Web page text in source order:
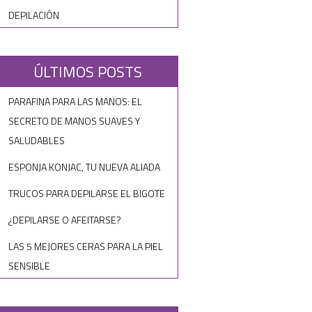
DEPILACIÓN
ÚLTIMOS POSTS
PARAFINA PARA LAS MANOS: EL
SECRETO DE MANOS SUAVES Y
SALUDABLES
ESPONJA KONJAC, TU NUEVA ALIADA
TRUCOS PARA DEPILARSE EL BIGOTE
¿DEPILARSE O AFEITARSE?
LAS 5 MEJORES CERAS PARA LA PIEL
SENSIBLE